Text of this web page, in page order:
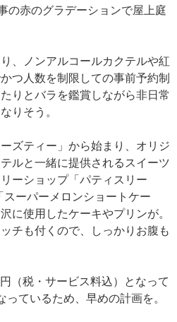
の赤のグラデーションで屋上庭
、ノンアルコールカクテルや紅
つ人数を制限しての事前予約制
りとバラを鑑賞しながら非日常
りそう。
ズティー」から始まり、オリジ
ルと一緒に提供されるスイーツ
ーショップ「パティスリー
ーパーメロンショートケー
に使用したケーキやプリンが。
チも付くので、しっかりお腹も
（税・サービス料込）となって
ているため、早めの計画を。